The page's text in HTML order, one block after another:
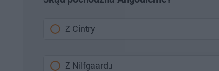
Z Cintry
Z Nilfgaardu